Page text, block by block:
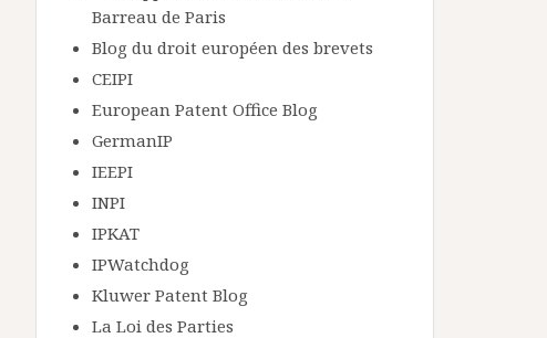
Barreau de Paris
Blog du droit européen des brevets
CEIPI
European Patent Office Blog
GermanIP
IEEPI
INPI
IPKAT
IPWatchdog
Kluwer Patent Blog
La Loi des Parties